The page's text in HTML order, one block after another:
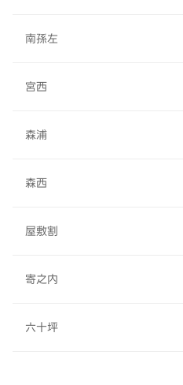
南孫左
宮西
森浦
森西
屋敷割
寄之内
六十坪